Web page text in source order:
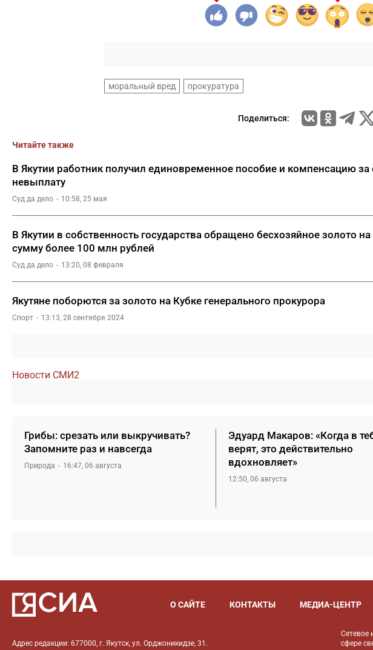
моральный вред прокуратура
Поделиться:
Читайте также
В Якутии работник получил единовременное пособие и компенсацию за
невыплату
Суд да дело 10:58, 25 мая
В Якутии в собственность государства обращено бесхозяйное золото на
сумму более 100 млн рублей
Суд да дело 13:20, 08 февраля
Якутяне поборются за золото на Кубке генерального прокурора
Спорт 13:13, 28 сентября 2024
Новости СМИ2
Грибы: срезать или выкручивать?
Запомните раз и навсегда
Природа 16:47, 06 августа
Эдуард Макаров: «Когда в
верят, это действительно
вдохновляет»
12:50, 06 августа
О САЙТЕ КОНТАКТЫ МЕДИА-ЦЕНТР
Адрес редакции: 677000, г. Якутск, ул. Орджоникидзе, 31.
Сетевое
сфере